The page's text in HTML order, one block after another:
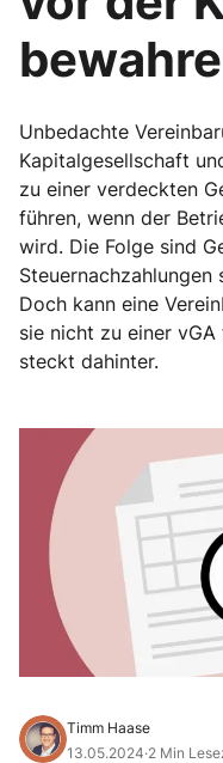
Unbedachte
Kapitalgesellschaft
zu einer verdeckten
führen, wenn der
wird. Die Folge sind
Doch kann eine
sie nicht zu einer
steckt dahinter.
Timm Haase
13.05.2024·2 Min